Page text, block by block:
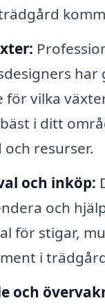
har
för vilka
i ditt
resurser.
och inköp:
och
för stigar,
i
och